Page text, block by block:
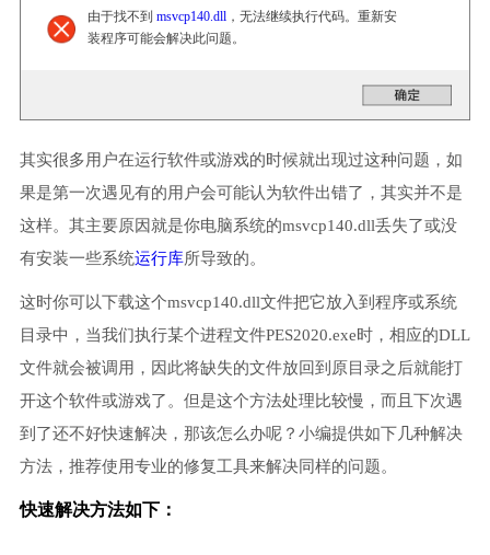
由于找不到 msvcp140.dll，无法继续执行代码。重新安
装程序可能会解决此问题。
其实很多用户在运行软件或游戏的时候就出现过这种问题，如
果是第一次遇见有的用户会可能认为软件出错了，其实并不是
这样。其主要原因就是你电脑系统的msvcp140.dll丢失了或没
有安装一些系统运行库所导致的。
这时你可以下载这个msvcp140.dll文件把它放入到程序或系统
目录中，当我们执行某个进程文件PES2020.exe时，相应的DLL
文件就会被调用，因此将缺失的文件放回到原目录之后就能打
开这个软件或游戏了。但是这个方法处理比较慢，而且下次遇
到了还不好快速解决，那该怎么办呢？小编提供如下几种解决
方法，推荐使用专业的修复工具来解决同样的问题。
快速解决方法如下：